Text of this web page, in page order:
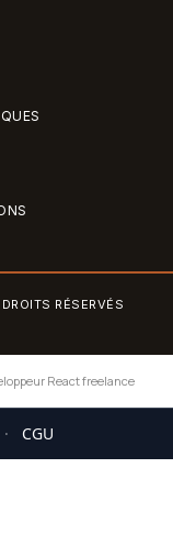
RÉSERVÉS
React freelance
· CGU